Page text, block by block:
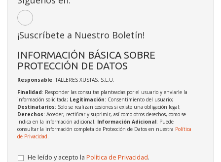
¡Suscríbete a Nuestro Boletín!
INFORMACIÓN BÁSICA SOBRE
PROTECCIÓN DE DATOS
Responsable: TALLERES XUSTAS, S.L.U.
Finalidad: Responder las consultas planteadas por el usuario y enviarle la
información solicitada; Legitimación: Consentimiento del usuario;
Destinatarios: Solo se realizan cesiones si existe una obligación legal;
Derechos: Acceder, rectificar y suprimir, así como otros derechos, como se
indica en la información adicional; Información Adicional: Puede
consultar la información completa de Protección de Datos en nuestra Política
de Privacidad.
He leído y acepto la Política de Privacidad.